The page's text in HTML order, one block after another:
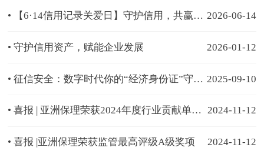
2026-06-14
• 【6·14信用记录关爱日】守护信用，共赢未来 | 这份官方指南请收好
2026-01-12
• 守护信用资产，赋能企业发展
2025-09-10
• 征信安全：数字时代你的“经济身份证”守护指南
2024-11-12
• 喜报 | 亚洲保理荣获2024年度行业贡献单位奖及大湾区普惠金融领域典型案例
2024-11-12
• 喜报 |亚洲保理荣获监管最高评级A级奖项